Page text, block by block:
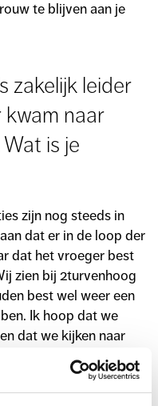
te blijven aan je
zakelijk leider
naar
is je
zijn nog steeds in
dat er in de loop der
dat het vroeger best
zien bij 2turvenhoog
best wel weer een
Ik hoop dat we
dat we kijken naar
van onderscheid
als we naar elkaar
helpen in plaats